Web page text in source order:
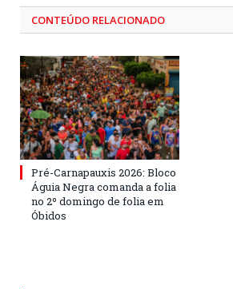
CONTEÚDO RELACIONADO
Pré-Carnapauxis 2026: Bloco
Águia Negra comanda a folia
no 2º domingo de folia em
Óbidos